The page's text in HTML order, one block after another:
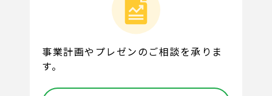
事業計画やプレゼンのご相談を承りま
す。